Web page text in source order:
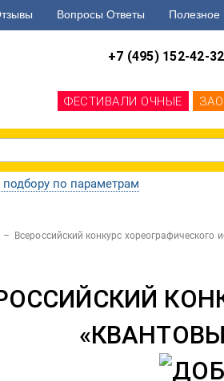
Вопросы Ответы Полезное
+7 (495) 152-42-32
ФЕСТИВАЛИ ОЧНЫЕ
по параметрам
– Всероссийский конкурс